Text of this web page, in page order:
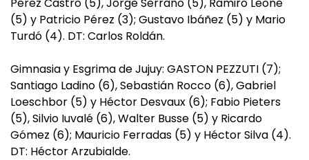
(5) y Patricio Pérez (3); Gustavo Ibáñez (5) y Mario
Turdó (4). DT: Carlos Roldán.
Gimnasia y Esgrima de Jujuy: GASTON PEZZUTI (7);
Santiago Ladino (6), Sebastián Rocco (6), Gabriel
Loeschbor (5) y Héctor Desvaux (6); Fabio Pieters
(5), Silvio Iuvalé (6), Walter Busse (5) y Ricardo
Gómez (6); Mauricio Ferradas (5) y Héctor Silva (4).
DT: Héctor Arzubialde.